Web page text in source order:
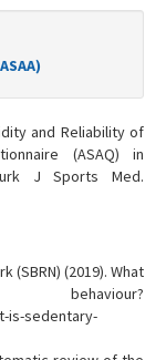
and Reliability of
(ASAQ) in
J Sports Med.
(SBRN) (2019). What
is-sedentary-